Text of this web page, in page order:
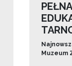
Muzeum